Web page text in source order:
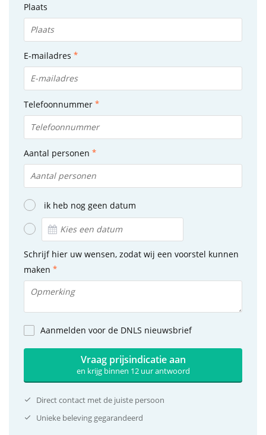
Plaats
E-mailadres
Telefoonnummer
Aantal personen
ik heb nog geen datum
Schrijf hier uw wensen, zodat wij een voorstel kunnen
maken
Aanmelden voor de DNLS nieuwsbrief
Vraag prijsindicatie aan
en krijg binnen 12 uur antwoord
Direct contact met de juiste persoon
Unieke beleving gegarandeerd